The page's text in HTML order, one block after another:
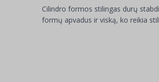
Cilindro formos stilingas durų
formų apvadus ir viską, ko reikia